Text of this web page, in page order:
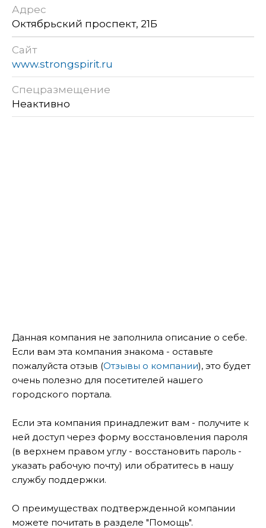
Адрес
Октябрьский проспект, 21Б
Сайт
www.strongspirit.ru
Спецразмещение
Неактивно
Данная компания не заполнила описание о себе.
Если вам эта компания знакома - оставьте
пожалуйста отзыв (Отзывы о компании), это будет
очень полезно для посетителей нашего
городского портала.
Если эта компания принадлежит вам - получите к
ней доступ через форму восстановления пароля
(в верхнем правом углу - восстановить пароль -
указать рабочую почту) или обратитесь в нашу
службу поддержки.
О преимуществах подтвержденной компании
можете почитать в разделе "Помощь".